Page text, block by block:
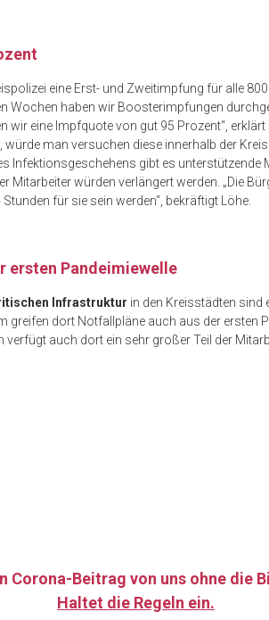
eine Erst- und Zweitimpfung für alle
Wochen haben wir Boosterimpfungen
wir eine Impfquote von gut 95 Prozent“,
man versuchen diese innerhalb der
Infektionsgeschehens gibt es unterstützende
Mitarbeiter würden verlängert werden. „Die
für sie sein werden“, bekräftigt Löhe.
ersten Pandeimiewelle
Infrastruktur in den Kreisstädten sind
greifen dort Notfallpläne auch aus der ersten
auch dort ein sehr großer Teil der
Corona-Beitrag von uns ohne die
Haltet die Regeln ein.